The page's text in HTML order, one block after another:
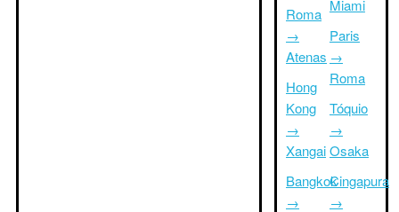
Roma
→
Atenas
Hong
Kong
→
Xangai
Bangkok
→
Miami
Paris
→
Roma
Tóquio
→
Osaka
Cingapura
→